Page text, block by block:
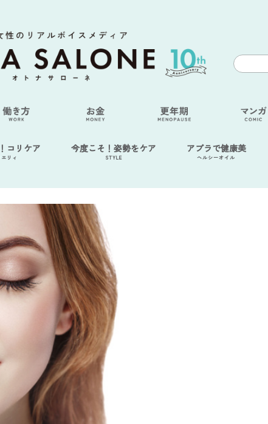
コリケア
エリィ
今度こそ！姿勢をケア
STYLE
アブラで健康美
ヘルシーオイル